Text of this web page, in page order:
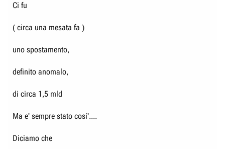
Ci fu
( circa una mesata fa )
uno spostamento,
definito anomalo,
di circa 1,5 mld
Ma e' sempre stato cosi'....
Diciamo che